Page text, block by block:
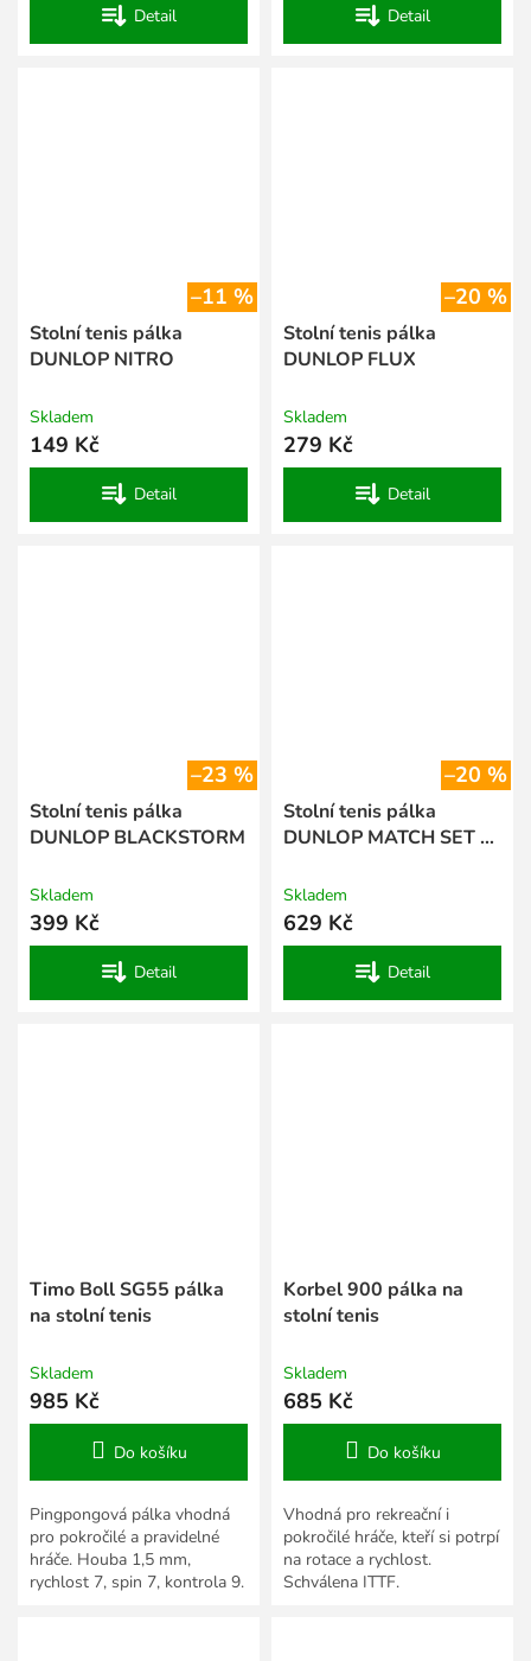
Detail Detail
–11 %
Stolní tenis pálka
DUNLOP NITRO
Skladem
149 Kč
Detail
–20 %
Stolní tenis pálka
DUNLOP FLUX
Skladem
279 Kč
Detail
–23 %
Stolní tenis pálka
DUNLOP BLACKSTORM
Skladem
399 Kč
Detail
–20 %
Stolní tenis pálka
DUNLOP MATCH SET 2-
Skladem
629 Kč
Detail
Timo Boll SG55 pálka
na stolní tenis
Skladem
985 Kč
Do košíku
Pingpongová pálka vhodná
pro pokročilé a pravidelné
hráče. Houba 1,5 mm,
rychlost 7, spin 7, kontrola 9.
Korbel 900 pálka na
stolní tenis
Skladem
685 Kč
Do košíku
Vhodná pro rekreační i
pokročilé hráče, kteří si potrpí
na rotace a rychlost.
Schválena ITTF.